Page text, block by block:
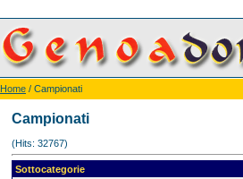
Home / Campionati
Campionati
(Hits: 32767)
Sottocategorie